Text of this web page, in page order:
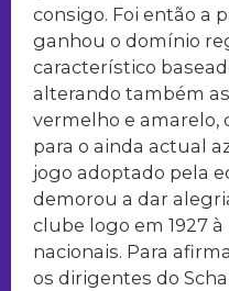
consigo. Foi então a
ganhou o domínio
característico
alterando também
vermelho e amarelo,
para o ainda actual
jogo adoptado pela
demorou a dar
clube logo em 1927
nacionais. Para
os dirigentes do